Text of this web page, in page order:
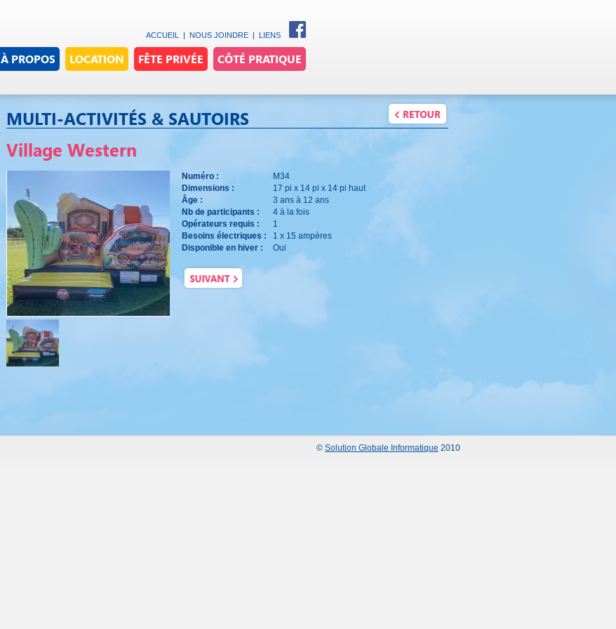
ACCUEIL | NOUS JOINDRE | LIENS
À PROPOS LOCATION FÊTE PRIVÉE CÔTÉ PRATIQUE
MULTI-ACTIVITÉS & SAUTOIRS
Village Western
Numéro :
M34
Dimensions :
17 pi x 14 pi x 14 pi haut
Âge :
3 ans à 12 ans
Nb de participants :
4 à la fois
Opérateurs requis :
1
Besoins électriques :
1 x 15 ampères
Disponible en hiver :
Oui
© Solution Globale Informatique 2010